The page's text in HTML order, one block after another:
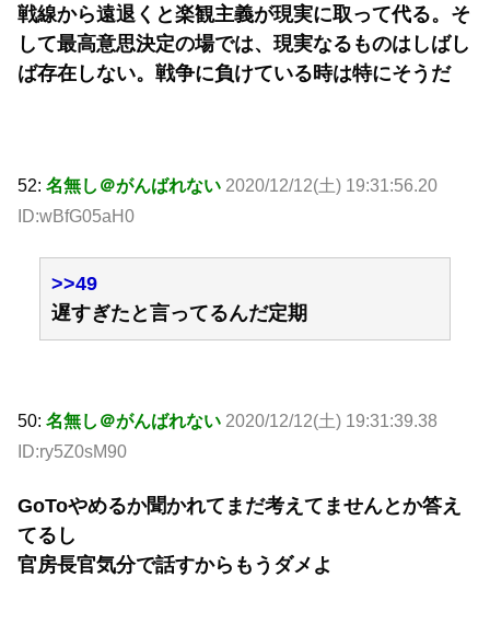
戦線から遠退くと楽観主義が現実に取って代る。そ
して最高意思決定の場では、現実なるものはしばし
ば存在しない。戦争に負けている時は特にそうだ
52: 名無し＠がんばれない 2020/12/12(土) 19:31:56.20
ID:wBfG05aH0
>>49
遅すぎたと言ってるんだ定期
50: 名無し＠がんばれない 2020/12/12(土) 19:31:39.38
ID:ry5Z0sM90
GoToやめるか聞かれてまだ考えてませんとか答え
てるし
官房長官気分で話すからもうダメよ